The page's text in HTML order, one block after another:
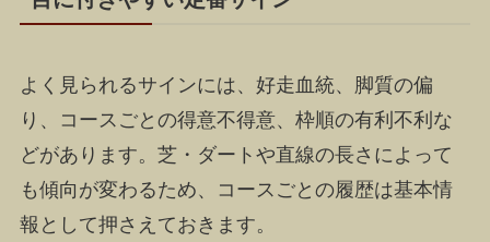
よく見られるサインには、好走血統、脚質の偏
り、コースごとの得意不得意、枠順の有利不利な
どがあります。芝・ダートや直線の長さによって
も傾向が変わるため、コースごとの履歴は基本情
報として押さえておきます。